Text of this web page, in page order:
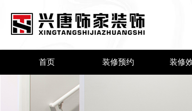
首页 装修预约 装修